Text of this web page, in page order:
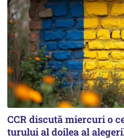
CCR discută miercuri o
turului al doilea al